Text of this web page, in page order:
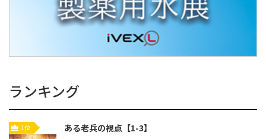
ランキング
1位 ある老兵の視点【1-3】